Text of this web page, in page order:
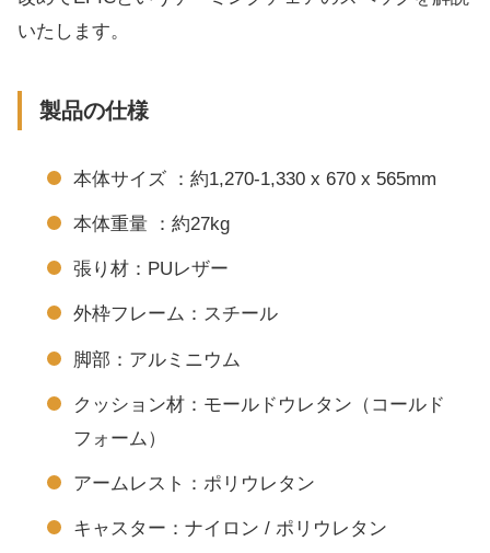
いたします。
製品の仕様
本体サイズ ：約1,270-1,330 x 670 x 565mm
本体重量 ：約27kg
張り材：PUレザー
外枠フレーム：スチール
脚部：アルミニウム
クッション材：モールドウレタン（コールド
フォーム）
アームレスト：ポリウレタン
キャスター：ナイロン / ポリウレタン